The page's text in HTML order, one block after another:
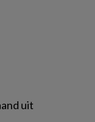
uit